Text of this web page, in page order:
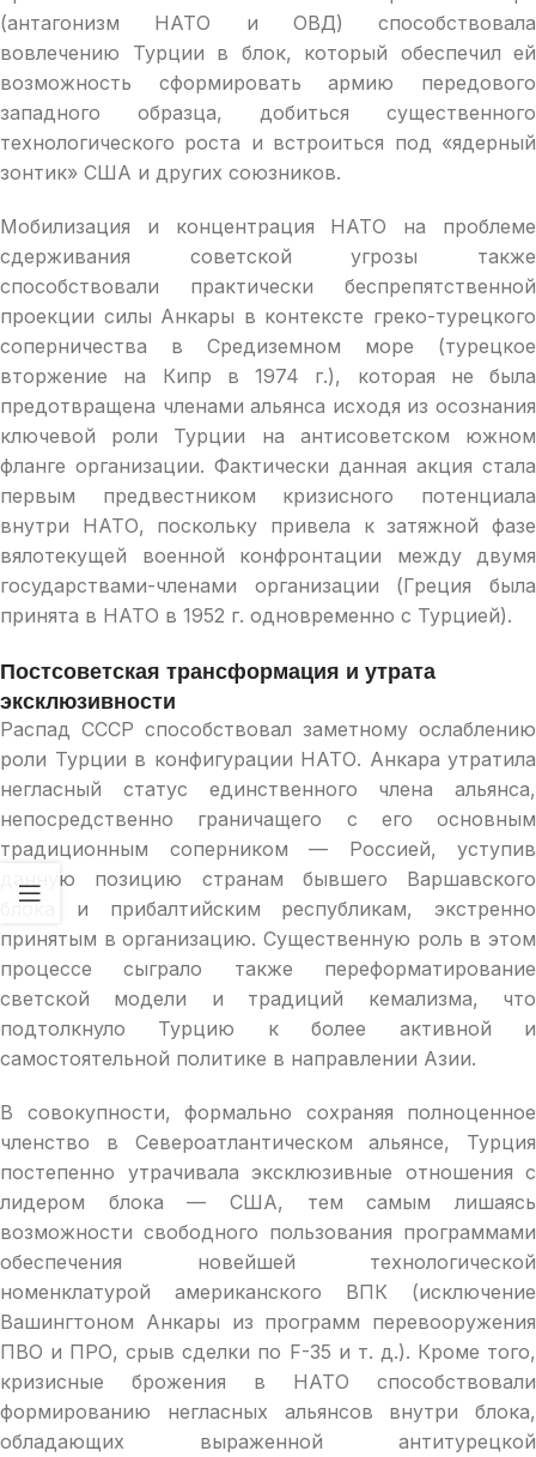
(антагонизм НАТО и ОВД) способствовала
вовлечению Турции в блок, который обеспечил ей
возможность сформировать армию передового
западного образца, добиться существенного
технологического роста и встроиться под «ядерный
зонтик» США и других союзников.
Мобилизация и концентрация НАТО на проблеме
сдерживания советской угрозы также
способствовали практически беспрепятственной
проекции силы Анкары в контексте греко-турецкого
соперничества в Средиземном море (турецкое
вторжение на Кипр в 1974 г.), которая не была
предотвращена членами альянса исходя из осознания
ключевой роли Турции на антисоветском южном
фланге организации. Фактически данная акция стала
первым предвестником кризисного потенциала
внутри НАТО, поскольку привела к затяжной фазе
вялотекущей военной конфронтации между двумя
государствами-членами организации (Греция была
принята в НАТО в 1952 г. одновременно с Турцией).
Постсоветская трансформация и утрата
эксклюзивности
Распад СССР способствовал заметному ослаблению
роли Турции в конфигурации НАТО. Анкара утратила
негласный статус единственного члена альянса,
непосредственно граничащего с его основным
традиционным соперником — Россией, уступив
данную позицию странам бывшего Варшавского
блока и прибалтийским республикам, экстренно
принятым в организацию. Существенную роль в этом
процессе сыграло также переформатирование
светской модели и традиций кемализма, что
подтолкнуло Турцию к более активной и
самостоятельной политике в направлении Азии.
В совокупности, формально сохраняя полноценное
членство в Североатлантическом альянсе, Турция
постепенно утрачивала эксклюзивные отношения с
лидером блока — США, тем самым лишаясь
возможности свободного пользования программами
обеспечения новейшей технологической
номенклатурой американского ВПК (исключение
Вашингтоном Анкары из программ перевооружения
ПВО и ПРО, срыв сделки по F-35 и т. д.). Кроме того,
кризисные брожения в НАТО способствовали
формированию негласных альянсов внутри блока,
обладающих выраженной антитурецкой